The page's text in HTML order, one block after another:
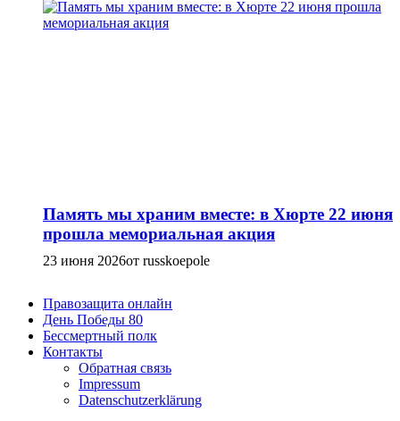
Память мы храним вместе: в Хюрте 22 июня
прошла мемориальная акция
23 июня 2026от russkoepole
Правозащита онлайн
День Победы 80
Бессмертный полк
Контакты
Обратная связь
Impressum
Datenschutzerklärung